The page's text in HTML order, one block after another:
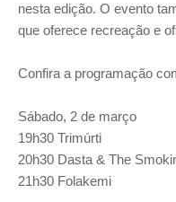
nesta edição. O evento
que oferece recreação e
Confira a programação
Sábado, 2 de março
19h30 Trimúrti
20h30 Dasta & The
21h30 Folakemi